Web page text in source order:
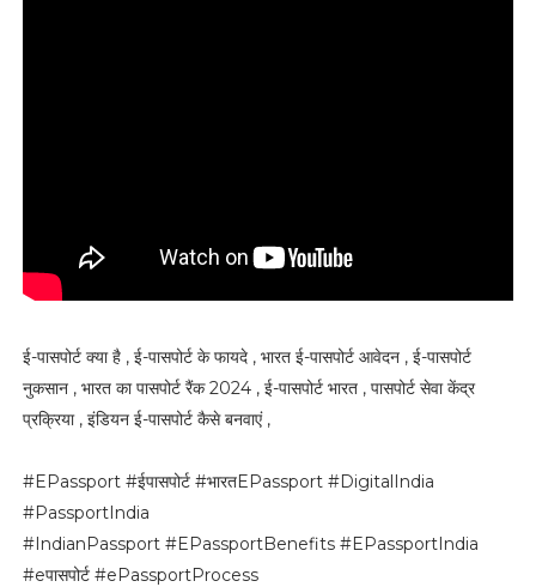
ई-पासपोर्ट क्या है , ई-पासपोर्ट के फायदे , भारत ई-पासपोर्ट आवेदन , ई-पासपोर्ट
नुकसान , भारत का पासपोर्ट रैंक 2024 , ई-पासपोर्ट भारत , पासपोर्ट सेवा केंद्र
प्रक्रिया , इंडियन ई-पासपोर्ट कैसे बनवाएं ,
#EPassport #ईपासपोर्ट #भारतEPassport #DigitalIndia
#PassportIndia
#IndianPassport #EPassportBenefits #EPassportIndia
#eपासपोर्ट #ePassportProcess